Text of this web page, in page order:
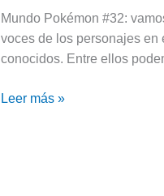
Mundo Pokémon #32:
voces de los personajes en
conocidos. Entre ellos
voces
Leer más »